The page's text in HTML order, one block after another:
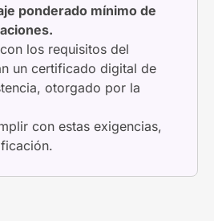
ponderado mínimo de
los requisitos del
un certificado digital de
otorgado por la
con estas exigencias,